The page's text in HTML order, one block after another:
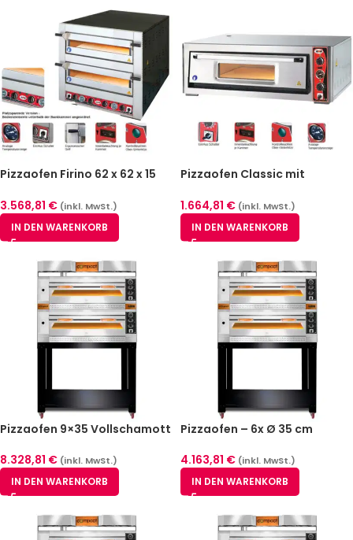
Pizzaofen Firino 62 x 62 x 15
3.568,81 € (inkl. MwSt.)
IN DEN WARENKORB
Pizzaofen Classic mit
kW
1.664,81 € (inkl. MwSt.)
IN DEN WARENKORB
Pizzaofen 9×35 Vollschamott
8.328,81 € (inkl. MwSt.)
IN DEN WARENKORB
Pizzaofen – 6x Ø 35 cm
Backkammer
4.163,81 € (inkl. MwSt.)
IN DEN WARENKORB